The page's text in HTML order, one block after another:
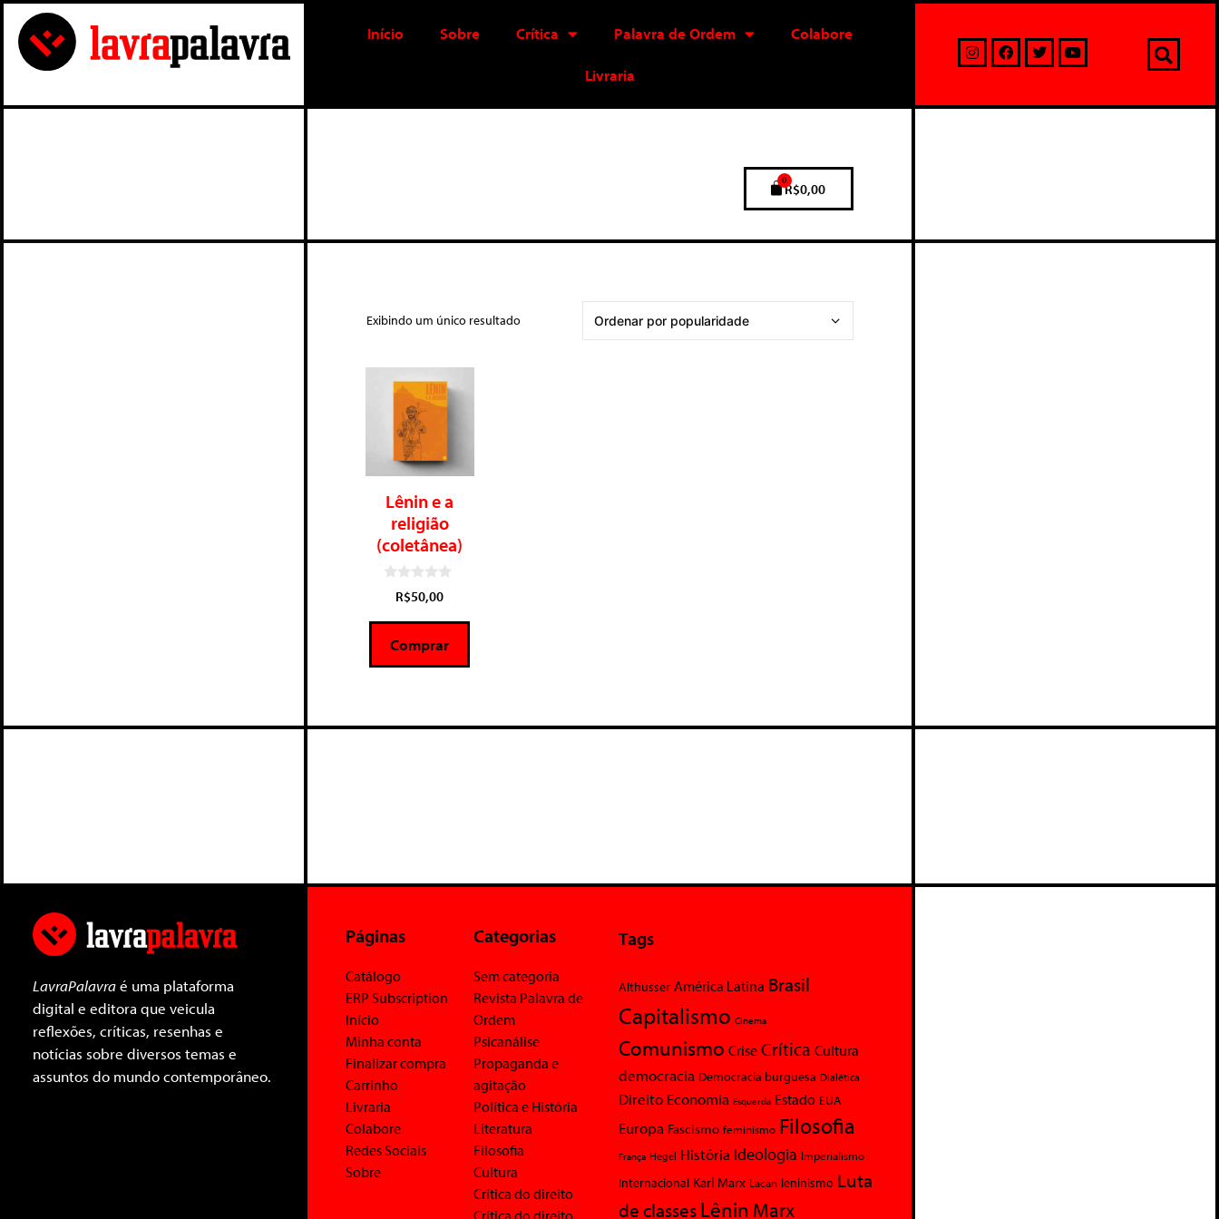
Início Sobre Crítica Palavra de Ordem Colabore
Livraria
R$0,00
0
Exibindo um único resultado
Lênin e a
religião
(coletânea)
5
R$50,00
Comprar
LavraPalavraé uma plataforma
digital e editora que veicula
reflexões, críticas, resenhas e
notícias sobre diversos temas e
assuntos do mundo contemporâneo.
Páginas
Catálogo
ERP Subscription
Início
Minha conta
Finalizar compra
Carrinho
Livraria
Colabore
Redes Sociais
Sobre
Categorias
Sem categoria
Revista Palavra de
Ordem
Psicanálise
Propaganda e
agitação
Política e História
Literatura
Filosofia
Cultura
Crítica do direito
Tags
Althusser América Latina Brasil
Capitalismo Cinema
Comunismo Crise Crítica Cultura
democracia Democracia burguesa Dialética
Direito Economia Esquerda Estado EUA
Europa Fascismo feminismo Filosofia
França Hegel História Ideologia Imperialismo
Internacional Karl Marx Lacan leninismo Luta
de classesLênin Marx